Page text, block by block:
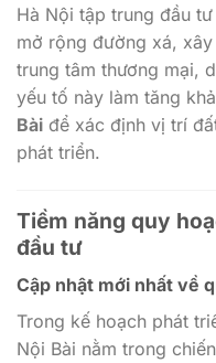
Hà Nội tập trung đầu
mở rộng đường xá,
trung tâm thương mại,
yếu tố này làm tăng
Bài để xác định vị trí
phát triển.
Tiềm năng quy
đầu tư
Cập nhật mới nhất về
Trong kế hoạch phát
Nội Bài nằm trong